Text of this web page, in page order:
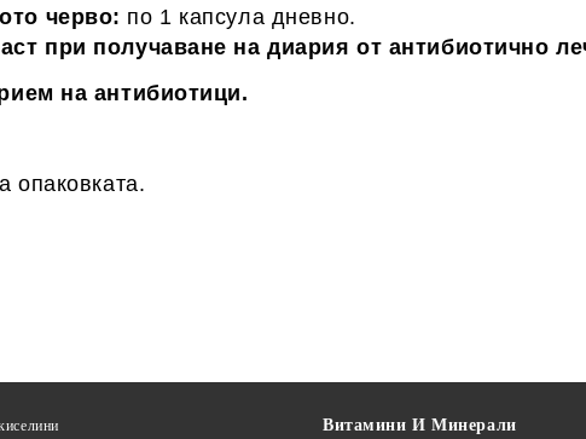
черво: по 1 капсула дневно.
при получаване на диария от антибиотично
на антибиотици.
опаковката.
Витамини И Минерали